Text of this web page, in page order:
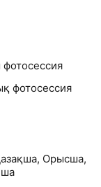
фотосессия
Орысша,